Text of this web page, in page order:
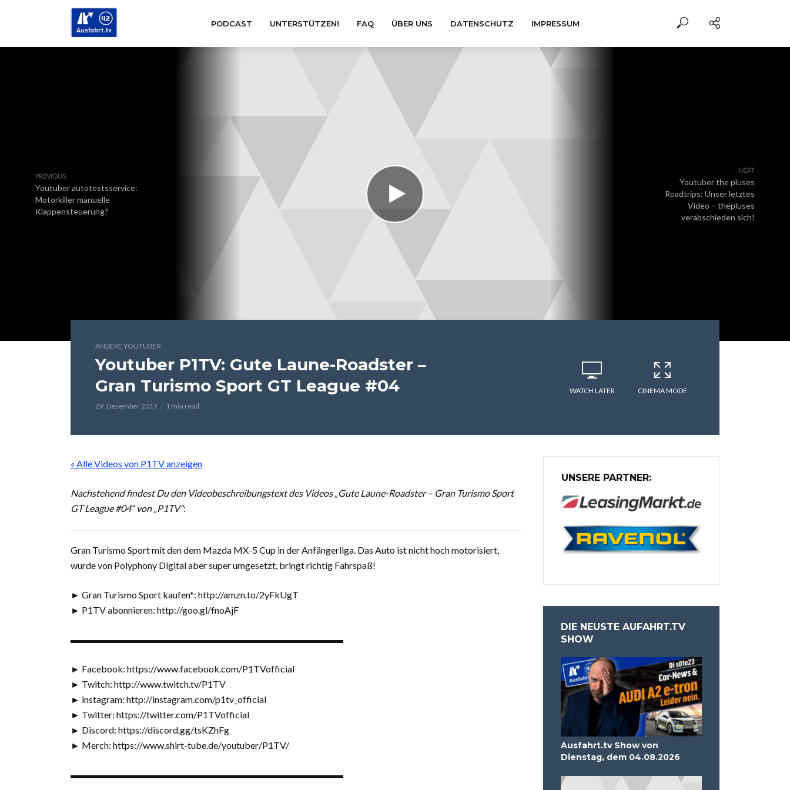
PODCAST UNTERSTÜTZEN! FAQ ÜBER UNS DATENSCHUTZ IMPRESSUM
PREVIOUS
Youtuber autotestsservice:
Motorkiller manuelle
Klappensteuerung?
NEXT
Youtuber the pluses
Roadtrips: Unser letztes
Video – thepluses
verabschieden sich!
ANDERE YOUTUBER
Youtuber P1TV: Gute Laune-Roadster –
Gran Turismo Sport GT League #04
29. Dezember 2017 1 min read
WATCH LATER CINEMA MODE
« Alle Videos von P1TV anzeigen
Nachstehend findest Du den Videobeschreibungstext des Videos „Gute Laune-Roadster – Gran Turismo Sport
GT League #04“ von „P1TV“:
Gran Turismo Sport mit den dem Mazda MX-5 Cup in der Anfängerliga. Das Auto ist nicht hoch motorisiert,
wurde von Polyphony Digital aber super umgesetzt, bringt richtig Fahrspaß!
► Gran Turismo Sport kaufen*: http://amzn.to/2yFkUgT
► P1TV abonnieren: http://goo.gl/fnoAjF
▬▬▬▬▬▬▬▬▬▬▬▬▬▬▬▬▬▬▬▬▬▬▬▬▬▬▬▬▬
► Facebook: https://www.facebook.com/P1TVofficial
► Twitch: http://www.twitch.tv/P1TV
► instagram: http://instagram.com/p1tv_official
► Twitter: https://twitter.com/P1TVofficial
► Discord: https://discord.gg/tsKZhFg
► Merch: https://www.shirt-tube.de/youtuber/P1TV/
▬▬▬▬▬▬▬▬▬▬▬▬▬▬▬▬▬▬▬▬▬▬▬▬▬▬▬▬▬
UNSERE PARTNER:
DIE NEUSTE AUFAHRT.TV
SHOW
Ausfahrt.tv Show von
Dienstag, dem 04.08.2026